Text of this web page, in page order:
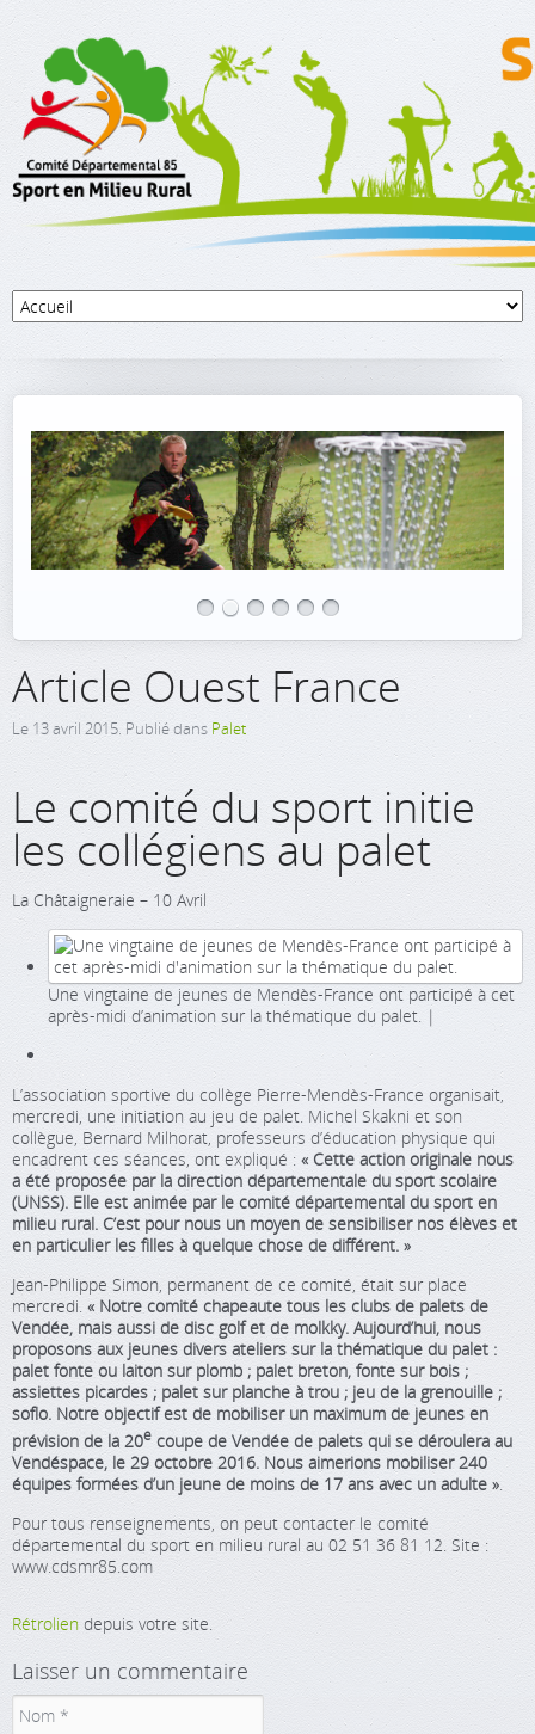
Article Ouest France
Le 13 avril 2015. Publié dans Palet
Le comité du sport initie
les collégiens au palet
La Châtaigneraie – 10 Avril
Une vingtaine de jeunes de Mendès-France ont participé à cet
après-midi d’animation sur la thématique du palet. |
L’association sportive du collège Pierre-Mendès-France organisait,
mercredi, une initiation au jeu de palet. Michel Skakni et son
collègue, Bernard Milhorat, professeurs d’éducation physique qui
encadrent ces séances, ont expliqué : « Cette action originale nous
a été proposée par la direction départementale du sport scolaire
(UNSS). Elle est animée par le comité départemental du sport en
milieu rural. C’est pour nous un moyen de sensibiliser nos élèves et
en particulier les filles à quelque chose de différent. »
Jean-Philippe Simon, permanent de ce comité, était sur place
mercredi. « Notre comité chapeaute tous les clubs de palets de
Vendée, mais aussi de disc golf et de molkky. Aujourd’hui, nous
proposons aux jeunes divers ateliers sur la thématique du palet :
palet fonte ou laiton sur plomb ; palet breton, fonte sur bois ;
assiettes picardes ; palet sur planche à trou ; jeu de la grenouille ;
soflo. Notre objectif est de mobiliser un maximum de jeunes en
prévision de la 20e coupe de Vendée de palets qui se déroulera au
Vendéspace, le 29 octobre 2016. Nous aimerions mobiliser 240
équipes formées d’un jeune de moins de 17 ans avec un adulte »
Pour tous renseignements, on peut contacter le comité
départemental du sport en milieu rural au 02 51 36 81 12. Site :
www.cdsmr85.com
Rétrolien depuis votre site.
Laisser un commentaire